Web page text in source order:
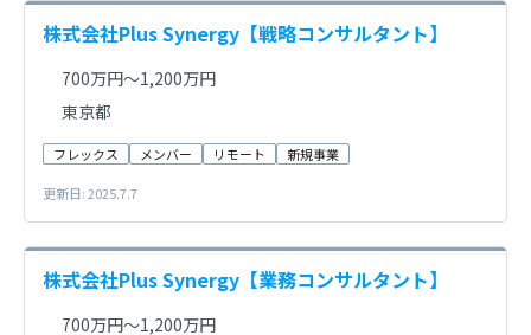
株式会社Plus Synergy【戦略コンサルタント】
700万円～1,200万円
東京都
フレックス メンバー リモート 新規事業
更新日: 2025.7.7
株式会社Plus Synergy【業務コンサルタント】
700万円～1,200万円